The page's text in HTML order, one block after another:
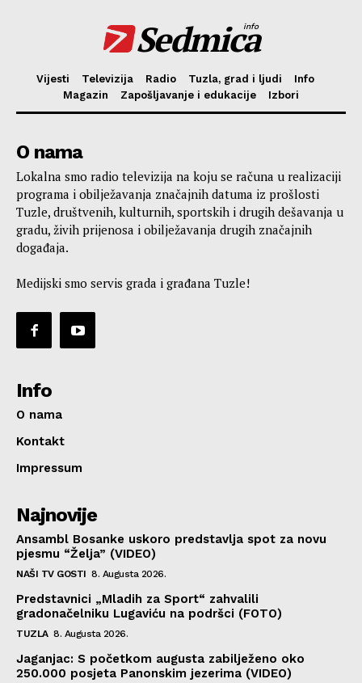
Sedmica
info
Vijesti Televizija Radio Tuzla, grad i ljudi
Info
Magazin
Zapošljavanje i edukacije Izbori
O nama
Lokalna smo radio televizija na koju se računa u realizaciji
programa i obilježavanja značajnih datuma iz prošlosti
Tuzle, društvenih, kulturnih, sportskih i drugih dešavanja u
gradu, živih prijenosa i obilježavanja drugih značajnih
događaja.
Medijski smo servis grada i građana Tuzle!
Info
O nama
Kontakt
Impressum
Najnovije
Ansambl Bosanke uskoro predstavlja spot za novu
pjesmu “Želja” (VIDEO)
NAŠI TV GOSTI 8. Augusta 2026.
Predstavnici „Mladih za Sport“ zahvalili
gradonačelniku Lugaviću na podršci (FOTO)
TUZLA 8. Augusta 2026.
Jaganjac: S početkom augusta zabilježeno oko
250.000 posjeta Panonskim jezerima (VIDEO)